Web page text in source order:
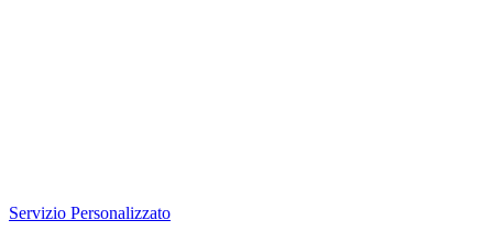
Servizio Personalizzato